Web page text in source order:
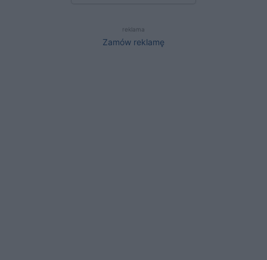
reklama
Zamów reklamę